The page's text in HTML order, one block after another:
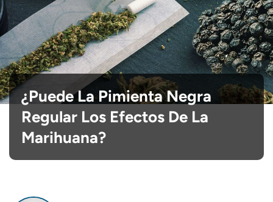
¿Puede La Pimienta Negra
Regular Los Efectos De La
Marihuana?